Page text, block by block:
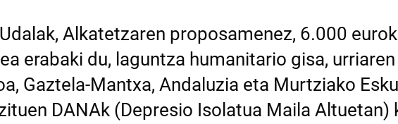
Alkatetzaren proposamenez, 6.000
erabaki du, laguntza humanitario gisa,
Gaztela-Mantxa, Andaluzia eta Murtziako
DANAk (Depresio Isolatua Maila